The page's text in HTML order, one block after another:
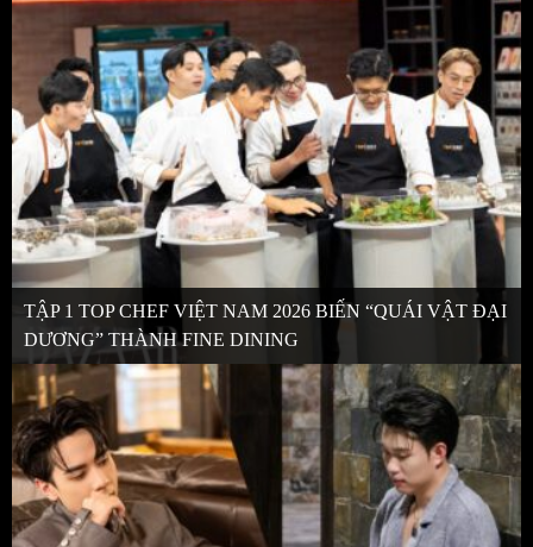
TẬP 1 TOP CHEF VIỆT NAM 2026 BIẾN “QUÁI VẬT ĐẠI
DƯƠNG” THÀNH FINE DINING